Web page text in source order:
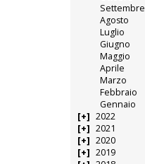
Settembre
Agosto
Luglio
Giugno
Maggio
Aprile
Marzo
Febbraio
Gennaio
2022
2021
2020
2019